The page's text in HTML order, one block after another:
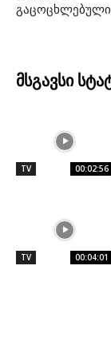
გაცოცხლებული
მსგავსი
TV 00:02:56
TV 00:04:01